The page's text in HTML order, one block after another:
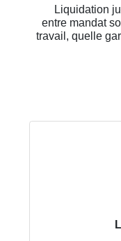
Liquidation
entre mandat
travail, quelle